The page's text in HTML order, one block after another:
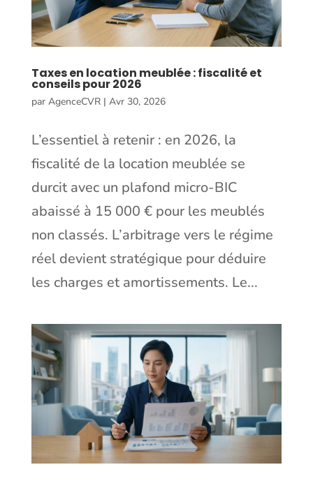
Taxes en location meublée : fiscalité et
conseils pour 2026
par AgenceCVR| Avr 30, 2026
L’essentiel à retenir : en 2026, la
fiscalité de la location meublée se
durcit avec un plafond micro-BIC
abaissé à 15 000 € pour les meublés
non classés. L’arbitrage vers le régime
réel devient stratégique pour déduire
les charges et amortissements. Le...